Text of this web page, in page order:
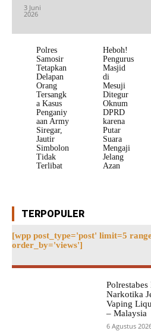
3 Juni
2026
Polres
Samosir
Tetapkan
Delapan
Orang
Tersangk
a Kasus
Penganiy
aan Army
Siregar,
Jautir
Simbolon
Tidak
Terlibat
Heboh!
Pengurus
Masjid
di
Mesuji
Ditegur
Oknum
DPRD
karena
Putar
Suara
Mengaji
Jelang
Azan
TERPOPULER
[wpp post_type='post' limit=5
order_by='views']
Narkotika
Vaping
– Malaysia
6 Agustus